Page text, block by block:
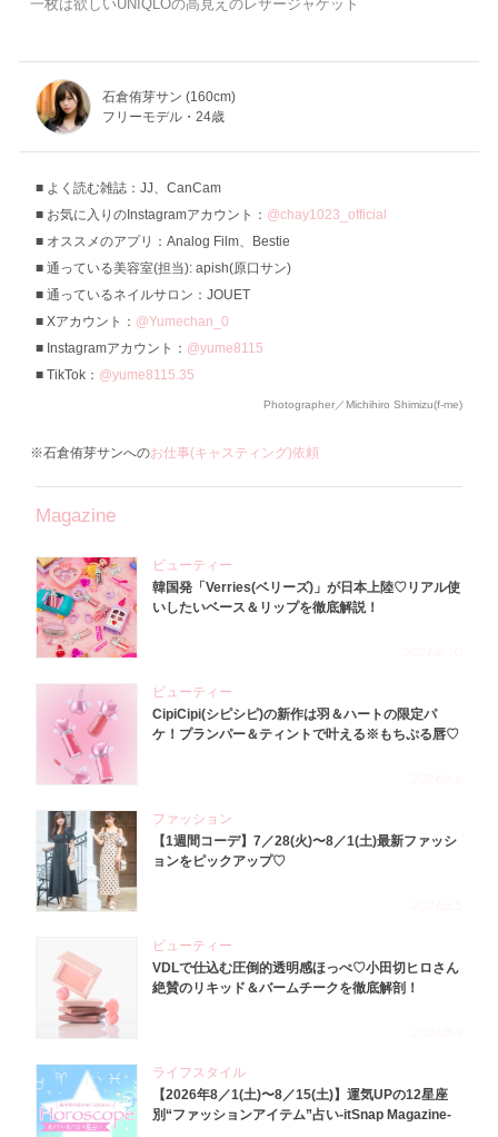
一枚は欲しいUNIQLOの高見えのレザージャケット
石倉侑芽サン (160cm)
フリーモデル・24歳
よく読む雑誌：JJ、CanCam
お気に入りのInstagramアカウント： @chay1023_official
オススメのアプリ：Analog Film、Bestie
通っている美容室(担当): apish(原口サン)
通っているネイルサロン：JOUET
Xアカウント： @Yumechan_0
Instagramアカウント： @yume8115
TikTok： @yume8115.35
Photographer／Michihiro Shimizu(f-me)
※石倉侑芽サンへのお仕事(キャスティング)依頼
Magazine
ビューティー
韓国発「Verries(ベリーズ)」が日本上陸♡リアル使
いしたいベース＆リップを徹底解説！
ビューティー
CipiCipi(シピシピ)の新作は羽＆ハートの限定パ
ケ！プランパー＆ティントで叶える※もちぷる唇♡
ファッション
【1週間コーデ】7／28(火)〜8／1(土)最新ファッシ
ョンをピックアップ♡
ビューティー
VDLで仕込む圧倒的透明感ほっぺ♡小田切ヒロさん
絶賛のリキッド＆バームチークを徹底解剖！
ライフスタイル
【2026年8／1(土)〜8／15(土)】運気UPの12星座
別“ファッションアイテム”占い-itSnap Magazine-